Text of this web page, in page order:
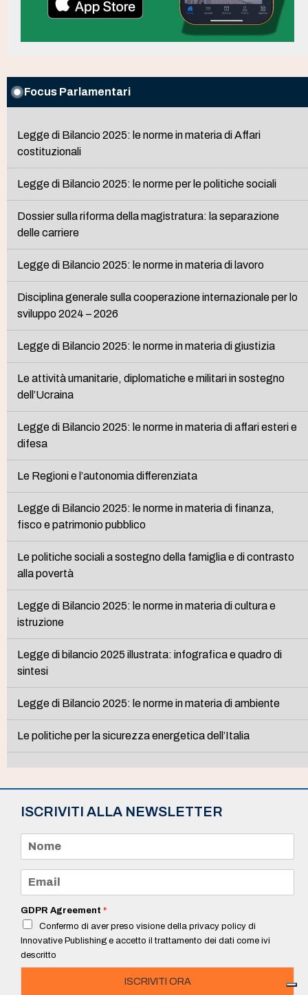
Focus Parlamentari
Legge di Bilancio 2025: le norme in materia di Affari
costituzionali
Legge di Bilancio 2025: le norme per le politiche sociali
Dossier sulla riforma della magistratura: la separazione
delle carriere
Legge di Bilancio 2025: le norme in materia di lavoro
Disciplina generale sulla cooperazione internazionale per lo
sviluppo 2024 – 2026
Legge di Bilancio 2025: le norme in materia di giustizia
Le attività umanitarie, diplomatiche e militari in sostegno
dell’Ucraina
Legge di Bilancio 2025: le norme in materia di affari esteri e
difesa
Le Regioni e l’autonomia differenziata
Legge di Bilancio 2025: le norme in materia di finanza,
fisco e patrimonio pubblico
Le politiche sociali a sostegno della famiglia e di contrasto
alla povertà
Legge di Bilancio 2025: le norme in materia di cultura e
istruzione
Legge di bilancio 2025 illustrata: infografica e quadro di
sintesi
Legge di Bilancio 2025: le norme in materia di ambiente
Le politiche per la sicurezza energetica dell’Italia
ISCRIVITI ALLA NEWSLETTER
m
e
a
i
*
GDPR Agreement *
Confermo di aver preso visione della privacy policy di
Innovative Publishing e accetto il trattamento dei dati come ivi
descritto
ISCRIVITI ORA